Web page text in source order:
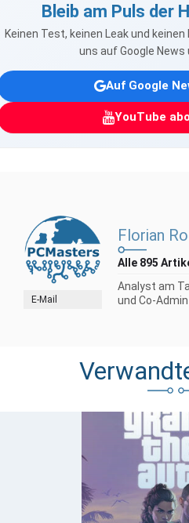
Bleib am Puls der
Keinen Test, keinen Leak und
uns auf Google News
Auf Google
YouTube
E-Mail
Florian
Alle 895
Analyst am
und Co-Admin